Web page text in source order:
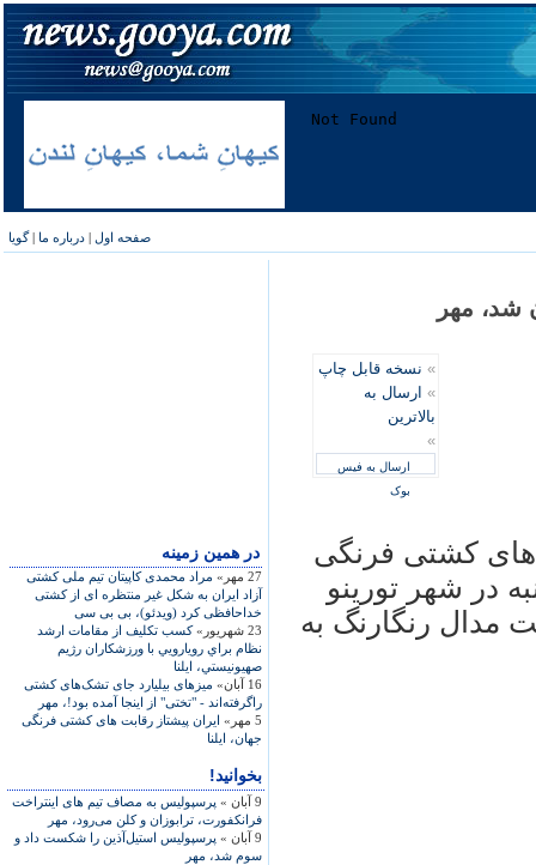
صفحه اول | درباره ما |گویا
در همين زمينه
27 مهر»
مراد محمدی کاپیتان تیم ملی کشتی
آزاد ایران به شکل غیر منتظره ای از کشتی
خداحافظی کرد (ویدئو)، بی بی سی
23 شهریور»
كسب تكليف از مقامات ارشد
نظام براي رويارويي با ورزشكاران رژيم
صهيونيستي، ايلنا
16 آبان»
میزهای بیلیارد جای تشک‌های کشتی
راگرفته‌اند - "تختی" از اینجا آمده بود!، مهر
5 مهر»
ايران پيشتاز رقابت های کشتی فرنگی
جهان، ایلنا
بخوانید!
9 آبان »
پرسپولیس به مصاف تیم های اینتراخت
فرانکفورت، ترابوزان و کلن می‌رود، مهر
9 آبان »
پرسپولیس استیل‌آذین را شکست داد و
سوم شد، مهر
شد، مهر
» نسخه قابل چاپ
» ارسال به
بالاترین
»
ارسال به فیس
بوک
کشتی فرنگی
در شهر تورینو
مدال رنگارنگ به